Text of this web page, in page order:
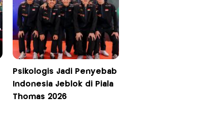
Psikologis Jadi Penyebab
Indonesia Jeblok di Piala
Thomas 2026